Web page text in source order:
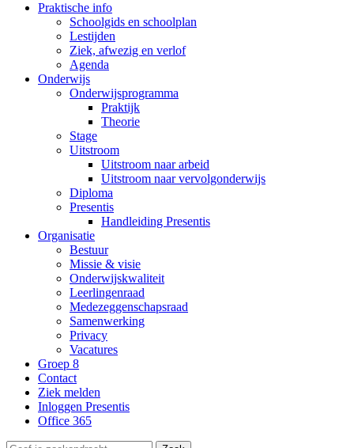
Praktische info
Schoolgids en schoolplan
Lestijden
Ziek, afwezig en verlof
Agenda
Onderwijs
Onderwijsprogramma
Praktijk
Theorie
Stage
Uitstroom
Uitstroom naar arbeid
Uitstroom naar vervolgonderwijs
Diploma
Presentis
Handleiding Presentis
Organisatie
Bestuur
Missie & visie
Onderwijskwaliteit
Leerlingenraad
Medezeggenschapsraad
Samenwerking
Privacy
Vacatures
Groep 8
Contact
Ziek melden
Inloggen Presentis
Office 365